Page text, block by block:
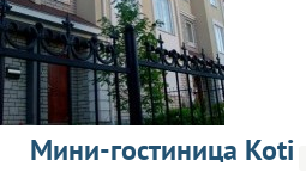
Мини-гостиница Koti